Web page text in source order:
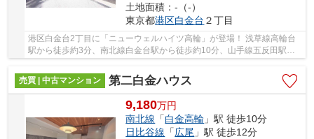
土地面積：-（-）
東京都港区白金台 ２丁目
港区白金台2丁目に「ニューウェルハイツ高輪」が登場！ 浅草線高輪台
駅から徒歩約3分、南北線白金台駅から徒歩約10分、山手線五反田駅か
ら徒歩約13分。 5路線3駅利用可能な大変便利な...
売買 | 中古マンション
第二白金ハウス
9,180万円
南北線 「白金高輪 」駅 徒歩10分
日比谷線 「広尾 」駅 徒歩12分